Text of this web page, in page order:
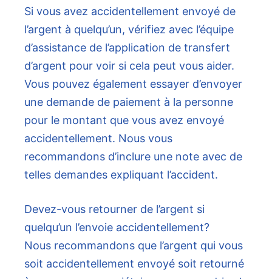
Si vous avez accidentellement envoyé de
l’argent à quelqu’un, vérifiez avec l’équipe
d’assistance de l’application de transfert
d’argent pour voir si cela peut vous aider.
Vous pouvez également essayer d’envoyer
une demande de paiement à la personne
pour le montant que vous avez envoyé
accidentellement. Nous vous
recommandons d’inclure une note avec de
telles demandes expliquant l’accident.
Devez-vous retourner de l’argent si
quelqu’un l’envoie accidentellement?
Nous recommandons que l’argent qui vous
soit accidentellement envoyé soit retourné